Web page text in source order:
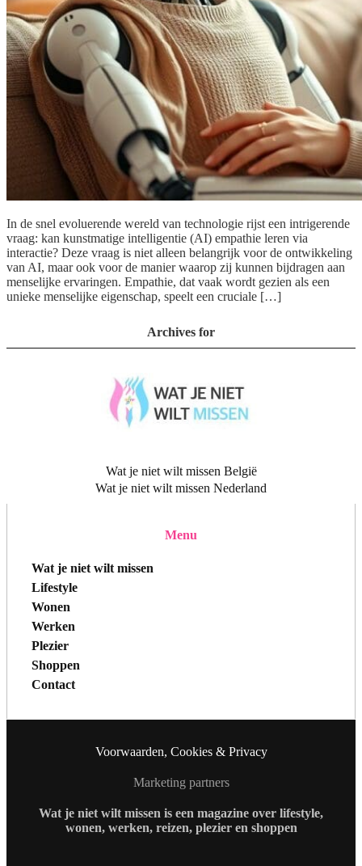
In de snel evoluerende wereld van technologie rijst een intrigerende
vraag: kan kunstmatige intelligentie (AI) empathie leren via
interactie? Deze vraag is niet alleen belangrijk voor de ontwikkeling
van AI, maar ook voor de manier waarop zij kunnen bijdragen aan
menselijke ervaringen. Empathie, dat vaak wordt gezien als een
unieke menselijke eigenschap, speelt een cruciale […]
Archives for
Wat je niet wilt missen België
Wat je niet wilt missen Nederland
Menu
Wat je niet wilt missen
Lifestyle
Wonen
Werken
Plezier
Shoppen
Contact
Voorwaarden, Cookies & Privacy
Marketing partners
Wat je niet wilt missen is een magazine over lifestyle,
wonen, werken, reizen, plezier en shoppen